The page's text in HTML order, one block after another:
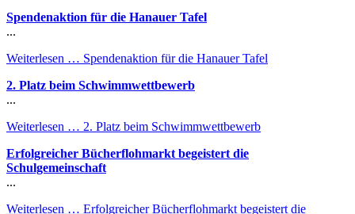
Spendenaktion für die Hanauer Tafel
...
Weiterlesen … Spendenaktion für die Hanauer Tafel
2. Platz beim Schwimmwettbewerb
...
Weiterlesen … 2. Platz beim Schwimmwettbewerb
Erfolgreicher Bücherflohmarkt begeistert die
Schulgemeinschaft
...
Weiterlesen … Erfolgreicher Bücherflohmarkt begeistert die